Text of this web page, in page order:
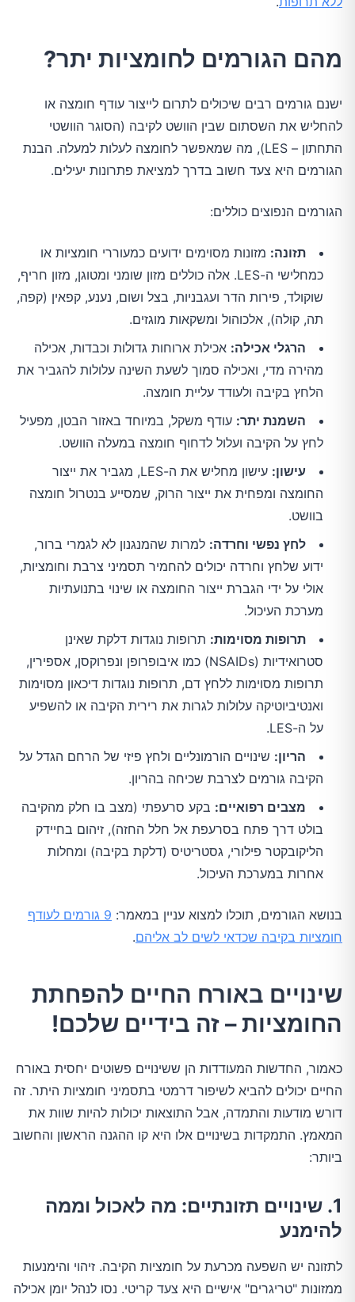
מהם הגורמים לחומציות יתר?
ישנם גורמים רבים שיכולים לתרום לייצור עודף חומצה או
להחליש את השסתום שבין הוושט לקיבה (הסוגר הוושטי
התחתון – LES), מה שמאפשר לחומצה לעלות למעלה. הבנת
הגורמים היא צעד חשוב בדרך למציאת פתרונות יעילים.
הגורמים הנפוצים כוללים:
תזונה: מזונות מסוימים ידועים כמעוררי חומציות או
כמחלישי ה-LES. אלה כוללים מזון שומני ומטוגן, מזון חריף,
שוקולד, פירות הדר ועגבניות, בצל ושום, נענע, קפאין (קפה,
תה, קולה), אלכוהול ומשקאות מוגזים.
הרגלי אכילה: אכילת ארוחות גדולות וכבדות, אכילה
מהירה מדי, ואכילה סמוך לשעת השינה עלולות להגביר את
הלחץ בקיבה ולעודד עליית חומצה.
השמנת יתר: עודף משקל, במיוחד באזור הבטן, מפעיל
לחץ על הקיבה ועלול לדחוף חומצה במעלה הוושט.
עישון:
עישון מחליש את ה-LES, מגביר את ייצור
החומצה ומפחית את ייצור הרוק, שמסייע בנטרול חומצה
בוושט.
לחץ נפשי וחרדה: למרות שהמנגנון לא לגמרי ברור,
ידוע שלחץ וחרדה יכולים להחמיר תסמיני צרבת וחומציות,
אולי על ידי הגברת ייצור החומצה או שינוי בתנועתיות
מערכת העיכול.
תרופות מסוימות: תרופות נוגדות דלקת שאינן
סטרואידיות (NSAIDs) כמו איבופרופן ונפרוקסן, אספירין,
תרופות מסוימות ללחץ דם, תרופות נוגדות דיכאון מסוימות
ואנטיביוטיקה עלולות לגרות את רירית הקיבה או להשפיע
על ה-LES.
הריון: שינויים הורמונליים ולחץ פיזי של הרחם הגדל על
הקיבה גורמים לצרבת שכיחה בהריון.
מצבים רפואיים: בקע סרעפתי (מצב בו חלק מהקיבה
בולט דרך פתח בסרעפת אל חלל החזה), זיהום בחיידק
הליקובקטר פילורי, גסטריטיס (דלקת בקיבה) ומחלות
אחרות במערכת העיכול.
בנושא הגורמים, תוכלו למצוא עניין במאמר:
9 גורמים לעודף
חומציות בקיבה שכדאי לשים לב אליהם.
שינויים באורח החיים להפחתת
החומציות – זה בידיים שלכם!
כאמור, החדשות המעודדות הן ששינויים פשוטים יחסית באורח
החיים יכולים להביא לשיפור דרמטי בתסמיני חומציות היתר. זה
דורש מודעות והתמדה, אבל התוצאות יכולות להיות שוות את
המאמץ. התמקדות בשינויים אלו היא קו ההגנה הראשון והחשוב
ביותר:
1. שינויים תזונתיים: מה לאכול וממה
להימנע
לתזונה יש השפעה מכרעת על חומציות הקיבה. זיהוי והימנעות
ממזונות "טריגרים" אישיים היא צעד קריטי. נסו לנהל יומן אכילה